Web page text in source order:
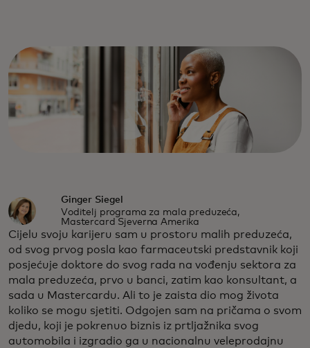
Ginger Siegel
Voditelj programa za mala preduzeća,
Mastercard Sjeverna Amerika
Cijelu svoju karijeru sam u prostoru malih preduzeća,
od svog prvog posla kao farmaceutski predstavnik koji
posjećuje doktore do svog rada na vođenju sektora za
mala preduzeća, prvo u banci, zatim kao konsultant, a
sada u Mastercardu. Ali to je zaista dio mog života
koliko se mogu sjetiti. Odgojen sam na pričama o svom
djedu, koji je pokrenuo biznis iz prtljažnika svog
automobila i izgradio ga u nacionalnu veleprodajnu